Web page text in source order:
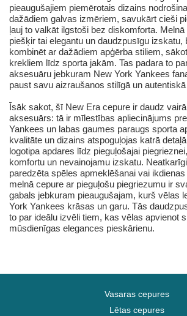
pieaugušajiem piemērotais dizains
dažādiem galvas izmēriem, savukārt cieši
ļauj to valkāt ilgstoši bez diskomforta.
piešķir tai elegantu un daudzpusīgu izskatu,
kombinēt ar dažādiem apģērba stiliem,
krekliem līdz sporta jakām. Tas padara to
aksesuāru jebkuram New York Yankees
paust savu aizraušanos stilīgā un
Īsāk sakot, šī New Era cepure ir daudz
aksesuārs: tā ir mīlestības apliecinājums
Yankees un labas gaumes paraugs sporta
kvalitāte un dizains atspoguļojas katrā
logotipa apdares līdz pieguļošajai
komfortu un nevainojamu izskatu.
paredzēta spēles apmeklēšanai vai
melnā cepure ar pieguļošu piegriezumu ir
gabals jebkuram pieaugušajam, kurš vēlas
York Yankees krāsas un garu. Tās
to par ideālu izvēli tiem, kas vēlas apvienot
mūsdienīgas elegances pieskārienu.
Vasaras cepures
Lētas cepures